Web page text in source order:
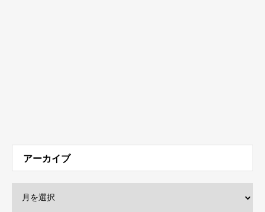
メニュー